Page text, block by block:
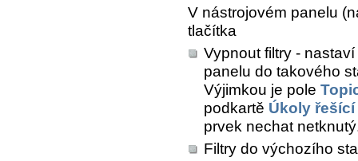
V nástrojovém panelu
tlačítka
Vypnout filtry -
panelu do takového
Výjimkou je pole
podkartě Úkoly
prvek nechat
Filtry do výchozího